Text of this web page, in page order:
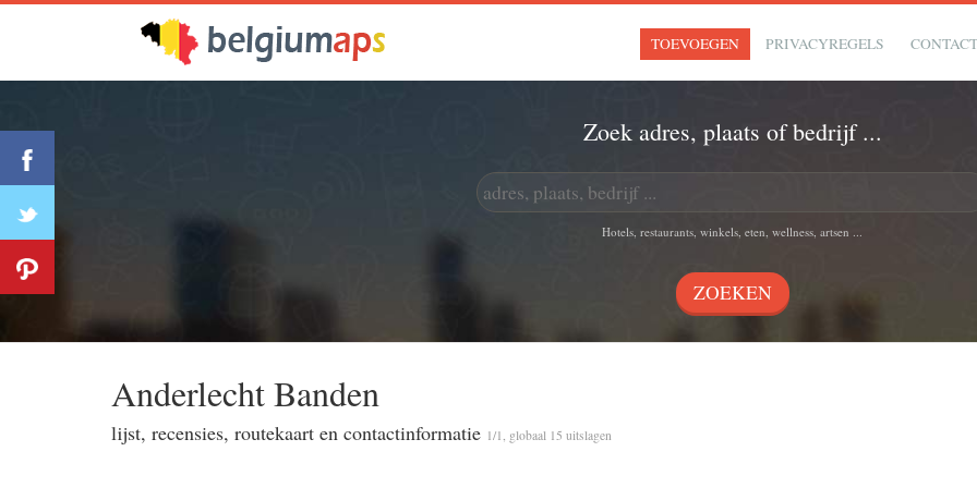
TOEVOEGEN PRIVACYREGELS
Zoek adres, plaats of bedrijf ...
Hotels, restaurants, winkels, eten, wellness, artsen ...
Anderlecht Banden
lijst, recensies, routekaart en contactinformatie 1/1, globaal 15 uitslagen